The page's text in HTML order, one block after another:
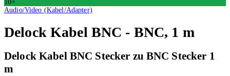
10+
Audio/Video (Kabel/Adapter)
Delock Kabel BNC - BNC, 1 m
Delock Kabel BNC Stecker zu BNC Stecker 1
m